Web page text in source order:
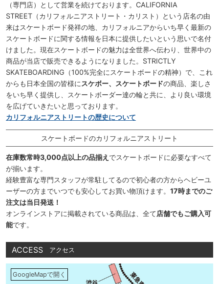
（専門店）として営業を続けております。CALIFORNIA
STREET（カリフォルニアストリート・カリスト）という店名の由
来はスケートボード発祥の地、カリフォルニアからいち早く最新の
スケートボードに関する情報を日本に提供したいという思いで名付
けました。現在スケートボードの魅力は全世界へ伝わり、世界中の
商品が当店で販売できるようになりました。STRICTLY
SKATEBOARDING（100%完全にスケートボードの精神）で、これ
からも日本全国の皆様に スケボー、スケートボードの商品、楽しさ
をいち早く提供し、スケートボーダー達の輪と共に、より良い環境
を広げていきたいと思っております。
カリフォルニアストリートの歴史について
スケートボードのカリフォルニアストリート
在庫数常時3,000点以上の品揃え でスケートボードに必要なすべて
が揃います。
経験豊富な専門スタッフが常駐してるので初心者の方からヘビーユ
ーザーの方までいつでも安心してお買い物頂けます。 17時までのご
注文は当日発送！
オンラインストアに掲載されている商品は、全て店舗でもご購入可
能です。
ACCESS アクセス
GoogleMapで開く